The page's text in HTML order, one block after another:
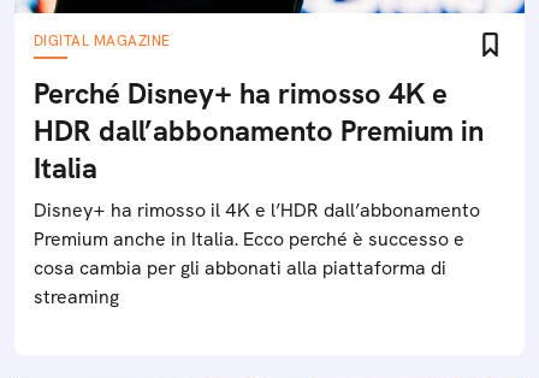
DIGITAL MAGAZINE
Perché Disney+ ha rimosso 4K e
HDR dall’abbonamento Premium in
Italia
Disney+ ha rimosso il 4K e l’HDR dall’abbonamento
Premium anche in Italia. Ecco perché è successo e
cosa cambia per gli abbonati alla piattaforma di
streaming